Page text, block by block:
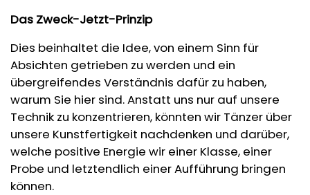
Das Zweck-Jetzt-Prinzip
Dies beinhaltet die Idee, von einem Sinn für
Absichten getrieben zu werden und ein
übergreifendes Verständnis dafür zu haben,
warum Sie hier sind. Anstatt uns nur auf unsere
Technik zu konzentrieren, könnten wir Tänzer über
unsere Kunstfertigkeit nachdenken und darüber,
welche positive Energie wir einer Klasse, einer
Probe und letztendlich einer Aufführung bringen
können.